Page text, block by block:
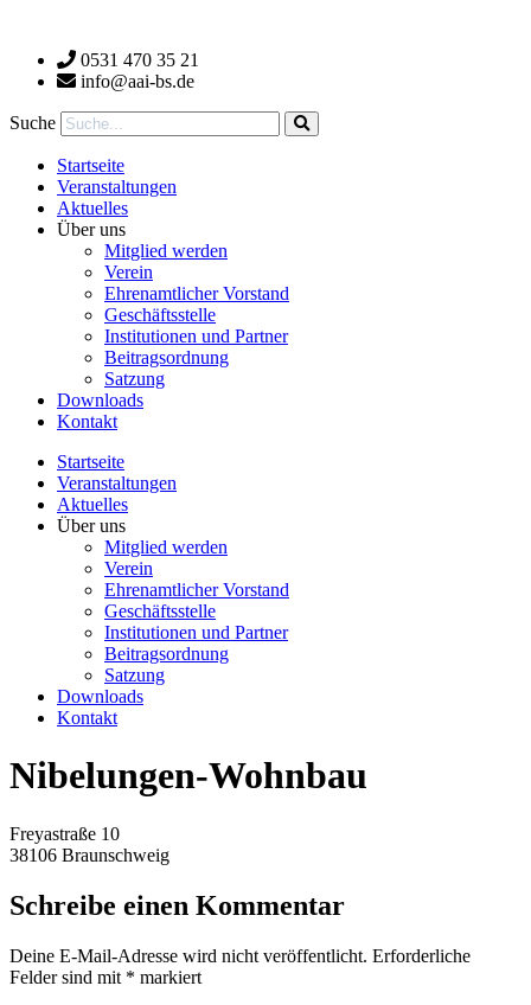
wechseln 0531 470 35 21
info@aai-bs.de
Suche
Startseite
Veranstaltungen
Aktuelles
Über uns
Mitglied werden
Verein
Ehrenamtlicher Vorstand
Geschäftsstelle
Institutionen und Partner
Beitragsordnung
Satzung
Downloads
Kontakt
Startseite
Veranstaltungen
Aktuelles
Über uns
Mitglied werden
Verein
Ehrenamtlicher Vorstand
Geschäftsstelle
Institutionen und Partner
Beitragsordnung
Satzung
Downloads
Kontakt
Nibelungen-Wohnbau
Freyastraße 10
38106 Braunschweig
Schreibe einen Kommentar
Deine E-Mail-Adresse wird nicht veröffentlicht. Erforderliche
Felder sind mit * markiert